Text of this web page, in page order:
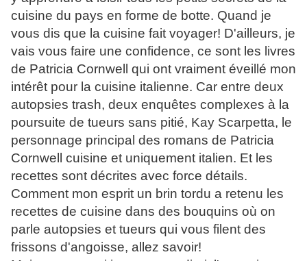
cuisine du pays en forme de botte. Quand je
vous dis que la cuisine fait voyager! D'ailleurs, je
vais vous faire une confidence, ce sont les livres
de Patricia Cornwell qui ont vraiment éveillé mon
intérêt pour la cuisine italienne. Car entre deux
autopsies trash, deux enquêtes complexes à la
poursuite de tueurs sans pitié, Kay Scarpetta, le
personnage principal des romans de Patricia
Cornwell cuisine et uniquement italien. Et les
recettes sont décrites avec force détails.
Comment mon esprit un brin tordu a retenu les
recettes de cuisine dans des bouquins où on
parle autopsies et tueurs qui vous filent des
frissons d'angoisse, allez savoir!